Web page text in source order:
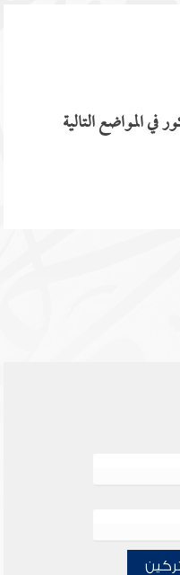
المواضع التالية